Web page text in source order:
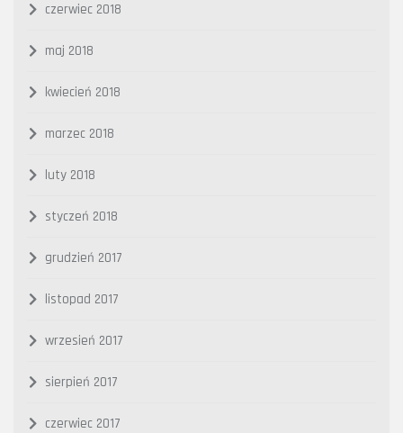
czerwiec 2018
maj 2018
kwiecień 2018
marzec 2018
luty 2018
styczeń 2018
grudzień 2017
listopad 2017
wrzesień 2017
sierpień 2017
czerwiec 2017